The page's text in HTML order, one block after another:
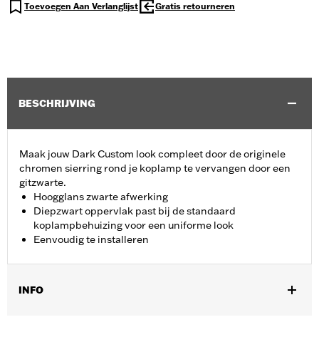
Toevoegen Aan Verlanglijst Gratis retourneren
BESCHRIJVING
Maak jouw Dark Custom look compleet door de originele
chromen sierring rond je koplamp te vervangen door een
gitzwarte.
Hoogglans zwarte afwerking
Diepzwart oppervlak past bij de standaard
koplampbehuizing voor een uniforme look
Eenvoudig te installeren
INFO